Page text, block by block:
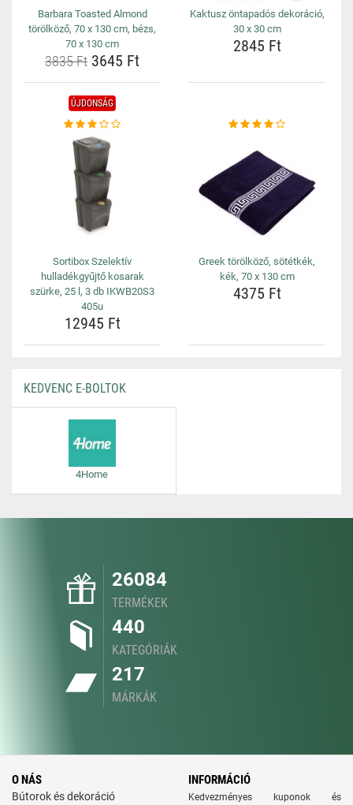
Barbara Toasted Almond
törölköző, 70 x 130 cm, bézs,
70 x 130 cm
3835 Ft 3645 Ft
Kaktusz öntapadós dekoráció,
30 x 30 cm
2845 Ft
ÚJDONSÁG
Sortibox Szelektív
hulladékgyűjtő kosarak
szürke, 25 l, 3 db IKWB20S3
405u
12945 Ft
Greek törölköző, sötétkék,
kék, 70 x 130 cm
4375 Ft
KEDVENC E-BOLTOK
4Home
26084
TERMÉKEK
440
KATEGÓRIÁK
217
MÁRKÁK
O NÁS
Bútorok és dekoráció
INFORMÁCIÓ
Kedvezményes kuponok és